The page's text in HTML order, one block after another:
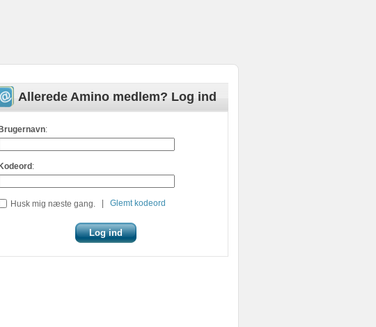
Allerede Amino medlem? Log ind
Brugernavn:
Kodeord :
Husk mig næste gang. Glemt kodeord